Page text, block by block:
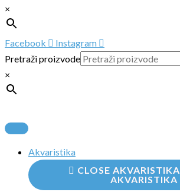
×
Facebook
Instagram
Pretraži proizvode
×
Akvaristika
CLOSE AKVARISTIKA
AKVARISTIKA